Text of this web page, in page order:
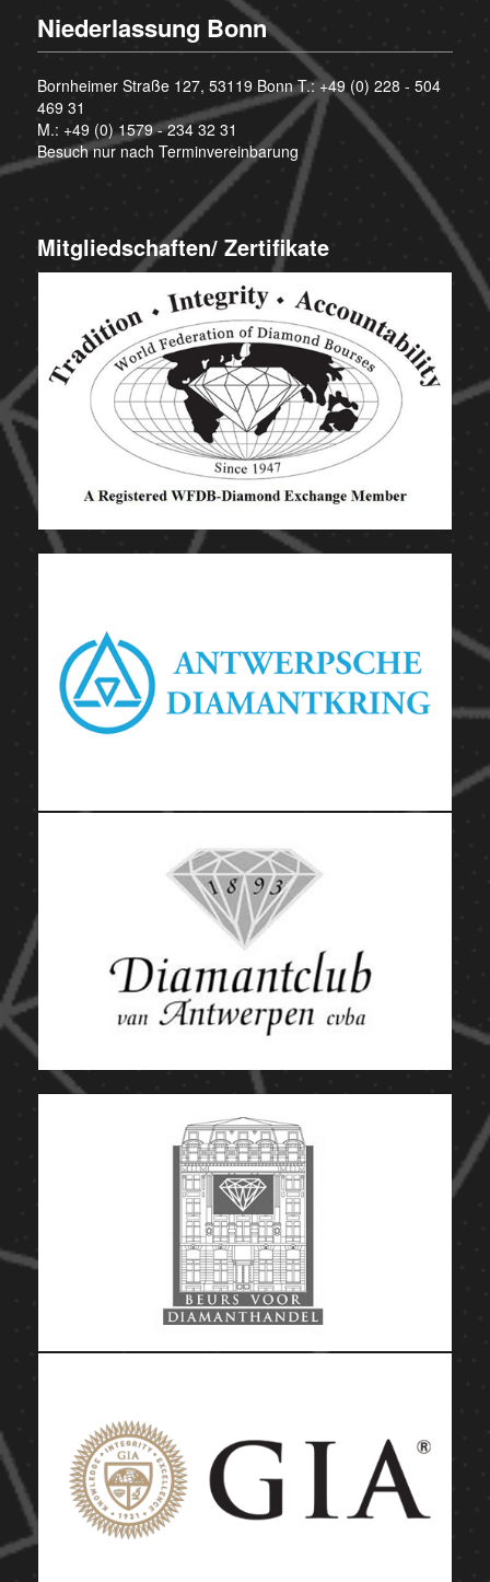
Niederlassung Bonn
Bornheimer Straße 127, 53119 Bonn T.:+49 (0) 228 - 504
469 31
M.: +49 (0) 1579 - 234 32 31
Besuch nur nach Terminvereinbarung
Mitgliedschaften/ Zertifikate